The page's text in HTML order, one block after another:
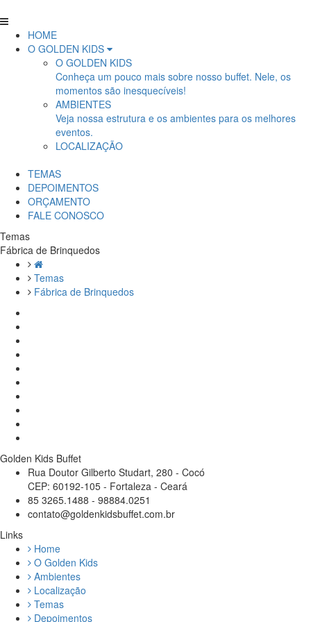
HOME
O GOLDEN KIDS
O GOLDEN KIDS
Conheça um pouco mais sobre nosso buffet. Nele, os
momentos são inesquecíveis!
AMBIENTES
Veja nossa estrutura e os ambientes para os melhores
eventos.
LOCALIZAÇÃO
TEMAS
DEPOIMENTOS
ORÇAMENTO
FALE CONOSCO
Temas
Fábrica de Brinquedos
Temas
Fábrica de Brinquedos
Golden Kids Buffet
Rua Doutor Gilberto Studart, 280 - Cocó
CEP: 60192-105 - Fortaleza - Ceará
85 3265.1488 - 98884.0251
contato@goldenkidsbuffet.com.br
Links
Home
O Golden Kids
Ambientes
Localização
Temas
Depoimentos